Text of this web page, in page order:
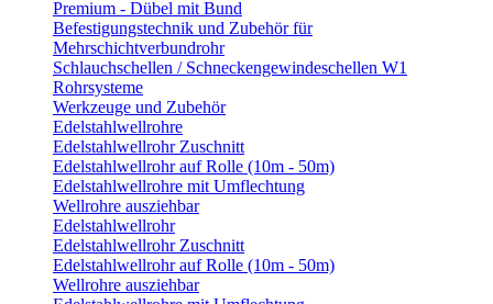
Premium - Dübel mit Bund
Befestigungstechnik und Zubehör für
Mehrschichtverbundrohr
Schlauchschellen / Schneckengewindeschellen W1
Rohrsysteme
Werkzeuge und Zubehör
Edelstahlwellrohre
Edelstahlwellrohr Zuschnitt
Edelstahlwellrohr auf Rolle (10m - 50m)
Edelstahlwellrohre mit Umflechtung
Wellrohre ausziehbar
Edelstahlwellrohr
Edelstahlwellrohr Zuschnitt
Edelstahlwellrohr auf Rolle (10m - 50m)
Wellrohre ausziehbar